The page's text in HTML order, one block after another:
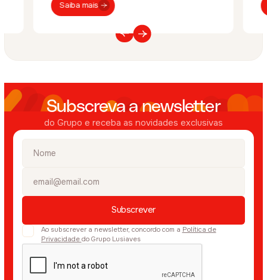
Saiba mais
Subscreva a newsletter
do Grupo e receba as novidades exclusivas
Ao subscrever a newsletter, concordo com a Política de
Privacidade do Grupo Lusiaves